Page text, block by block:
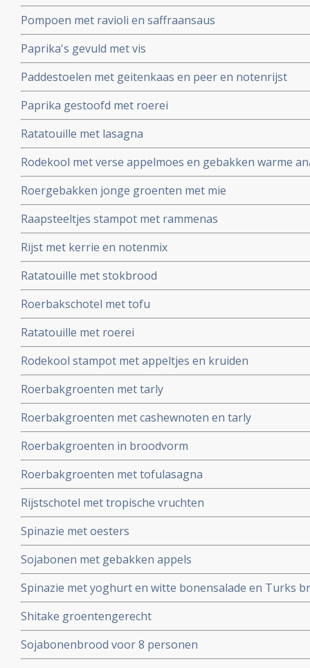
Pompoen met ravioli en saffraansaus
Paprika's gevuld met vis
Paddestoelen met geitenkaas en peer en notenrijst
Paprika gestoofd met roerei
Ratatouille met lasagna
Rodekool met verse appelmoes en gebakken warme
Roergebakken jonge groenten met mie
Raapsteeltjes stampot met rammenas
Rijst met kerrie en notenmix
Ratatouille met stokbrood
Roerbakschotel met tofu
Ratatouille met roerei
Rodekool stampot met appeltjes en kruiden
Roerbakgroenten met tarly
Roerbakgroenten met cashewnoten en tarly
Roerbakgroenten in broodvorm
Roerbakgroenten met tofulasagna
Rijstschotel met tropische vruchten
Spinazie met oesters
Sojabonen met gebakken appels
Spinazie met yoghurt en witte bonensalade en Turks
Shitake groentengerecht
Sojabonenbrood voor 8 personen